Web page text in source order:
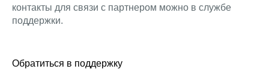
контакты для связи с партнером можно в службе
поддержки.
Обратиться в поддержку